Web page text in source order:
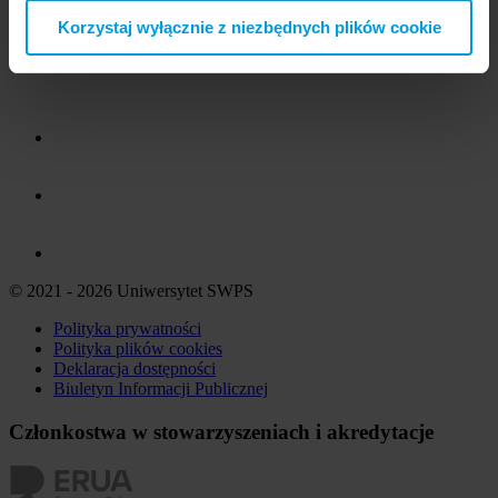
Korzystaj wyłącznie z niezbędnych plików cookie
© 2021 - 2026 Uniwersytet SWPS
Polityka prywatności
Polityka plików cookies
Deklaracja dostępności
Biuletyn Informacji Publicznej
Członkostwa w stowarzyszeniach i akredytacje